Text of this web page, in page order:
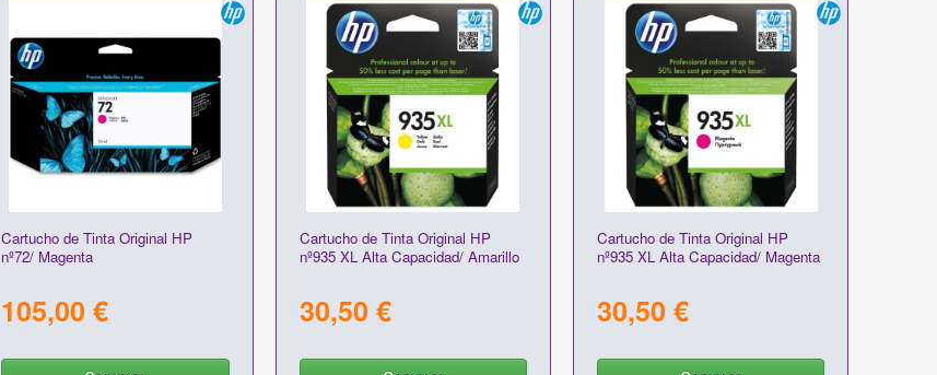
Cartucho de Tinta Original HP
nº72/ Magenta
105,00 €
Cartucho de Tinta Original HP
nº935 XL Alta Capacidad/ Amarillo
30,50 €
Cartucho de Tinta Original HP
nº935 XL Alta Capacidad/ Magenta
30,50 €